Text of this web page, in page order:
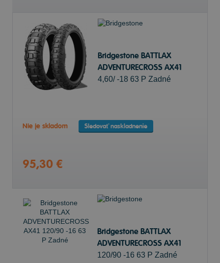
Bridgestone BATTLAX
ADVENTURECROSS AX41
4,60/ -18 63 P Zadné
Nie je skladom Sledovať naskladnenie
95,30 €
Bridgestone BATTLAX
ADVENTURECROSS AX41
120/90 -16 63 P Zadné